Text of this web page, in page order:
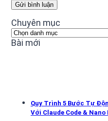
Chuyên mục
Chuyên
mục
Bài mới
Quy Trình 5 Bước Tự
Với Claude Code & Nano